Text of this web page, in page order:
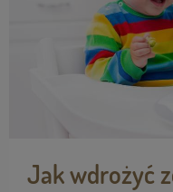
Jak wdrożyć